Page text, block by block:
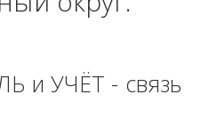
и УЧЁТ - связь